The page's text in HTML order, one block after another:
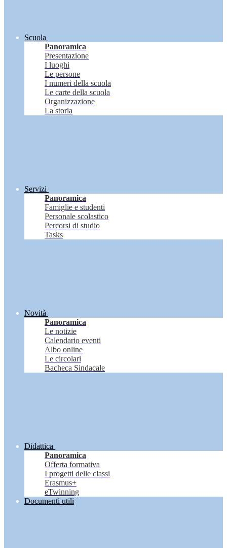
Scuola
Panoramica
Presentazione
I luoghi
Le persone
I numeri della scuola
Le carte della scuola
Organizzazione
La storia
Servizi
Panoramica
Famiglie e studenti
Personale scolastico
Percorsi di studio
Tasks
Novità
Panoramica
Le notizie
Calendario eventi
Albo online
Le circolari
Bacheca Sindacale
Didattica
Panoramica
Offerta formativa
I progetti delle classi
Erasmus+
eTwinning
Documenti utili